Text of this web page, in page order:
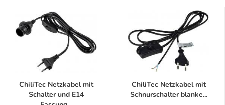
ChiliTec Netzkabel mit
Schalter und E14
ChiliTec Netzkabel mit
Schnurschalter blanke...